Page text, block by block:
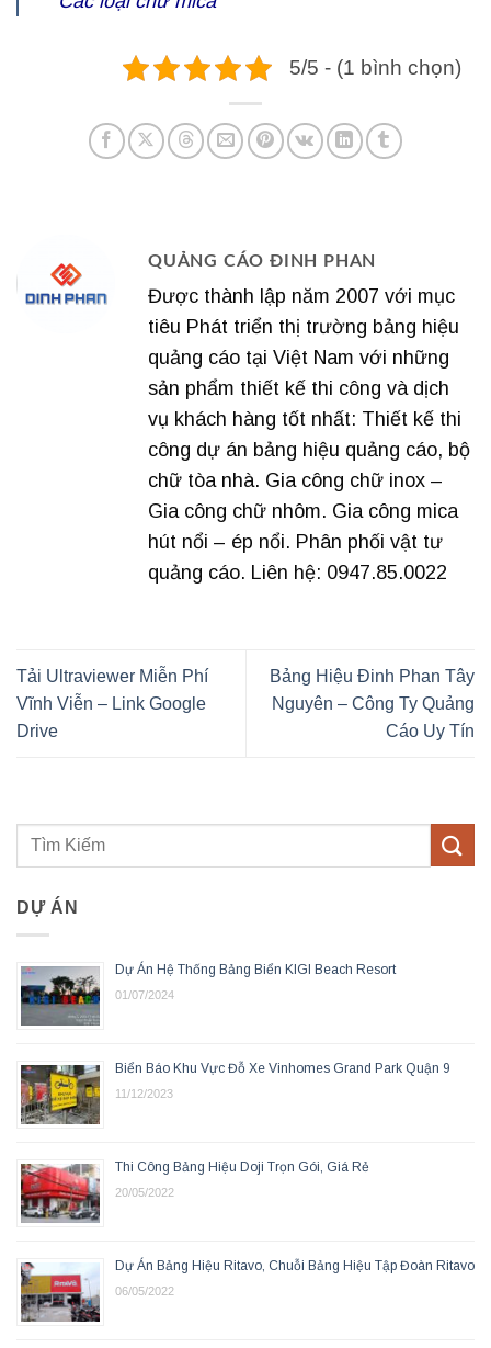
5/5 - (1 bình chọn)
QUẢNG CÁO ĐINH PHAN
Được thành lập năm 2007 với mục
tiêu Phát triển thị trường bảng hiệu
quảng cáo tại Việt Nam với những
sản phẩm thiết kế thi công và dịch
vụ khách hàng tốt nhất: Thiết kế thi
công dự án bảng hiệu quảng cáo, bộ
chữ tòa nhà. Gia công chữ inox –
Gia công chữ nhôm. Gia công mica
hút nổi – ép nổi. Phân phối vật tư
quảng cáo. Liên hệ: 0947.85.0022
Tải Ultraviewer Miễn Phí
Vĩnh Viễn – Link Google
Drive
Bảng Hiệu Đinh Phan Tây
Nguyên – Công Ty Quảng
Cáo Uy Tín
DỰ ÁN
Dự Án Hệ Thống Bảng Biển KIGI Beach Resort
01/07/2024
Biển Báo Khu Vực Đỗ Xe Vinhomes Grand Park Quận 9
11/12/2023
Thi Công Bảng Hiệu Doji Trọn Gói, Giá Rẻ
20/05/2022
Dự Án Bảng Hiệu Ritavo, Chuỗi Bảng Hiệu Tập Đoàn Ritavo
06/05/2022